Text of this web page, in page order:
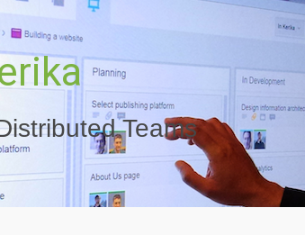
Teams